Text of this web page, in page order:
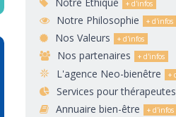
Notre Philosophie
Nos Valeurs
Nos partenaires
L'agence Neo-bienêtre
Services pour thérapeutes
Annuaire bien-être